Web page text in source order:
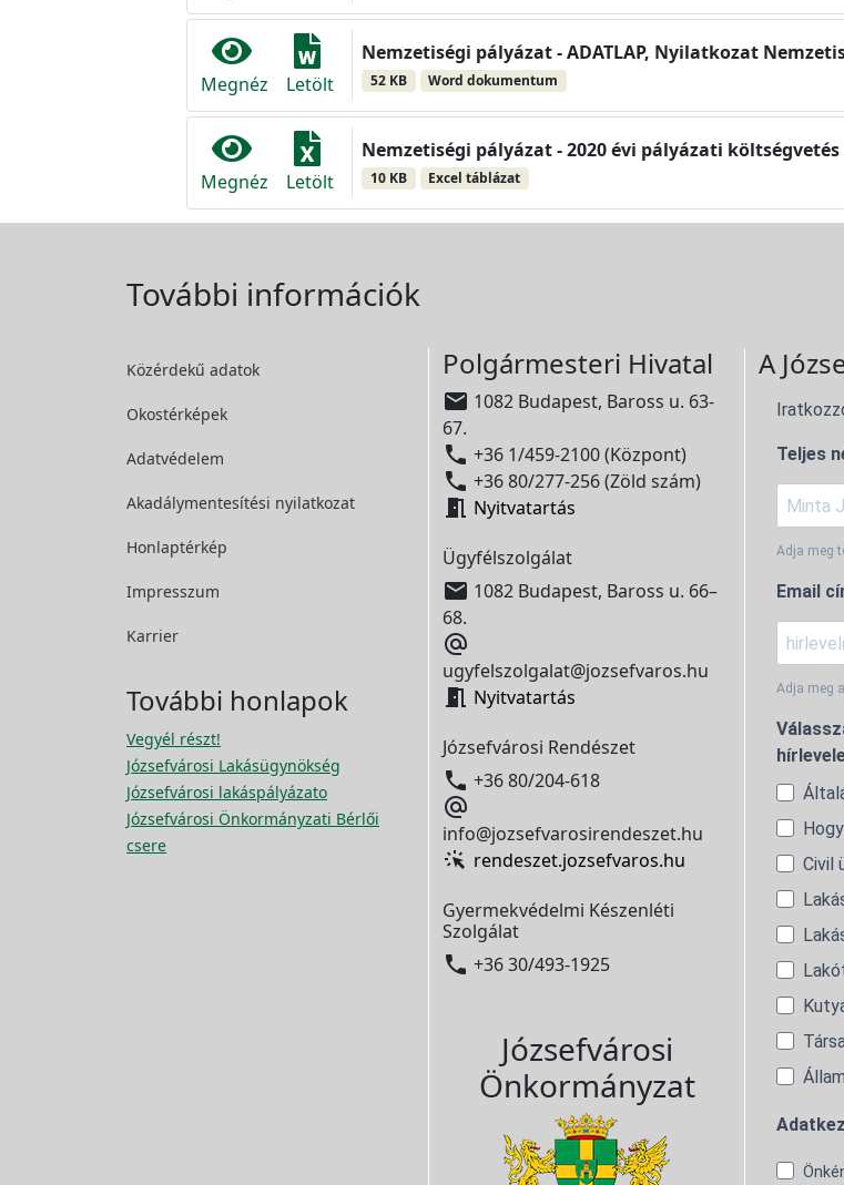
Megnéz Letölt
Nemzetiségi pályázat - ADATLAP, Nyilatkozat
52 KB Word dokumentum
Megnéz Letölt
Nemzetiségi pályázat - 2020 évi pályázati költségvetés
10 KB Excel táblázat
További információk
Közérdekű adatok
Okostérképek
Adatvédelem
Akadálymentesítési nyilatkozat
Honlaptérkép
Impresszum
Karrier
További honlapok
Vegyél részt!
Józsefvárosi Lakásügynökség
Józsefvárosi lakáspályázato
Józsefvárosi Önkormányzati Bérlői
csere
Polgármesteri Hivatal
 1082 Budapest, Baross u. 63-
67.
 +36 1/459-2100 (Központ)
 +36 80/277-256 (Zöld szám)
 Nyitvatartás
Ügyfélszolgálat
 1082 Budapest, Baross u. 66–
68.

ugyfelszolgalat@jozsefvaros.hu
 Nyitvatartás
Józsefvárosi Rendészet
 +36 80/204-618

info@jozsefvarosirendeszet.hu
rendeszet.jozsefvaros.hu
Gyermekvédelmi Készenléti
Szolgálat
 +36 30/493-1925
Józsefvárosi
Önkormányzat
A
Teljes
Adja meg
Email
Adja meg
Civil